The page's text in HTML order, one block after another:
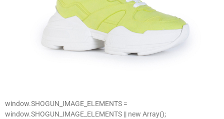
window.SHOGUN_IMAGE_ELEMENTS =
window.SHOGUN_IMAGE_ELEMENTS || new Array();